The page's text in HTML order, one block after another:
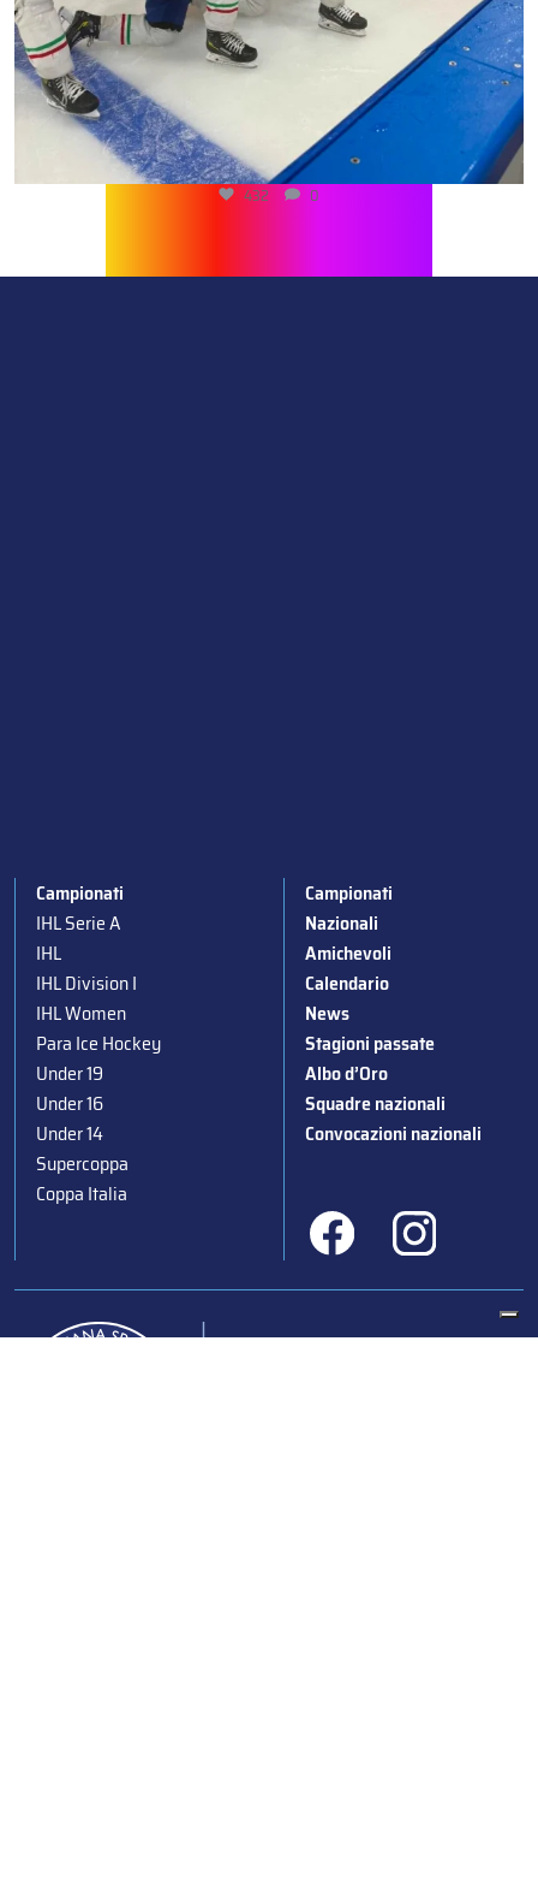
432 0
Campionati
IHL Serie A
IHL
IHL Division I
IHL Women
Para Ice Hockey
Under 19
Under 16
Under 14
Supercoppa
Coppa Italia
Campionati
Nazionali
Amichevoli
Calendario
News
Stagioni passate
Albo d’Oro
Squadre nazionali
Convocazioni nazionali